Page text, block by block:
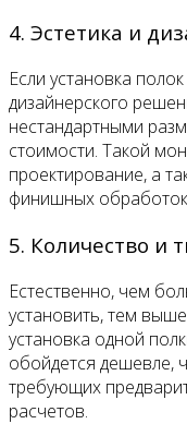
4. Эстетика и
Если установка
дизайнерского
нестандартными
стоимости. Такой
проектирование, а
финишных
5. Количество и
Естественно, чем
установить, тем
установка одной
обойдется дешевле,
требующих
расчетов.